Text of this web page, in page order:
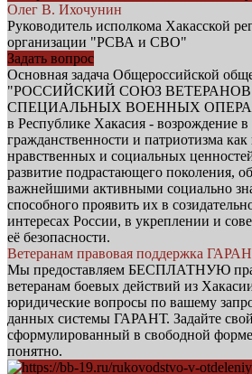
Олег В. Ихочунин
Руководитель исполкома Хакасской
организации "РСВА и СВО"
Задать вопрос
Основная задача Общероссийской
"РОССИЙСКИЙ СОЮЗ
СПЕЦИАЛЬНЫХ ВОЕННЫХ
в Республике Хакасия - возрождение
гражданственности и патриотизма
нравственных и социальных
развитие подрастающего поколения,
важнейшими активными социально
способного проявить их в
интересах России, в укреплении и
её безопасности.
Ветеранам правовая поддержка
Мы предоставляем БЕСПЛАТНУЮ
ветеранам боевых действий из
юридические вопросы по вашему
данных системы ГАРАНТ. Задайте
сформулированный в свободной
понятно.